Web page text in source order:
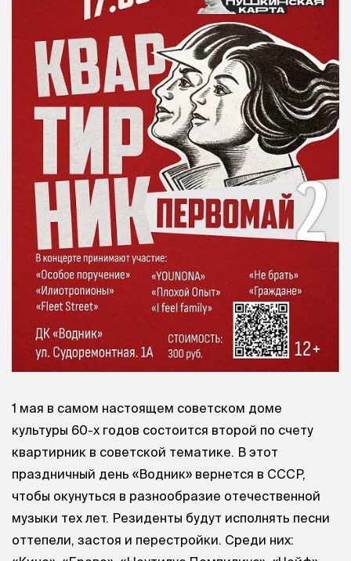
1 мая в самом настоящем советском доме
культуры 60-х годов состоится второй по счету
квартирник в советской тематике. В этот
праздничный день «Водник» вернется в СССР,
чтобы окунуться в разнообразие отечественной
музыки тех лет. Резиденты будут исполнять песни
оттепели, застоя и перестройки. Среди них: